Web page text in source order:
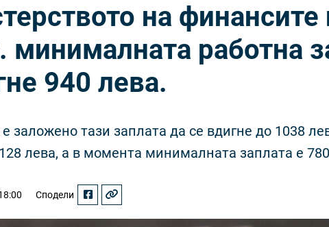
на финансите
минималната работна
940 лева.
заложено тази заплата да се вдигне до 1038
лева, а в момента минималната заплата е
Сподели